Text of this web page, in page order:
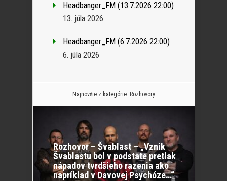
Headbanger_FM (13.7.2026 22:00)
13. júla 2026
Headbanger_FM (6.7.2026 22:00)
6. júla 2026
Najnovšie z kategórie: Rozhovory
Rozhovor – Švablast – „Vznik
Švablastu bol v podstate pretlak
nápadov tvrdšieho razenia ako
napríklad v Davovej Psychóze…“